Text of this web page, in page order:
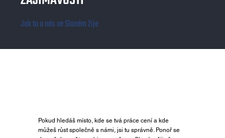
Jak to u nás ve Slaném žije
Pokud hledáš místo, kde se tvá práce cení a kde
můžeš růst společně s námi, jsi tu správně. Ponoř se